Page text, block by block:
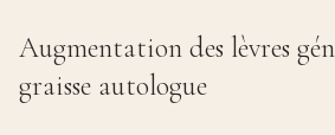
Augmentation des lèvres
graisse autologue